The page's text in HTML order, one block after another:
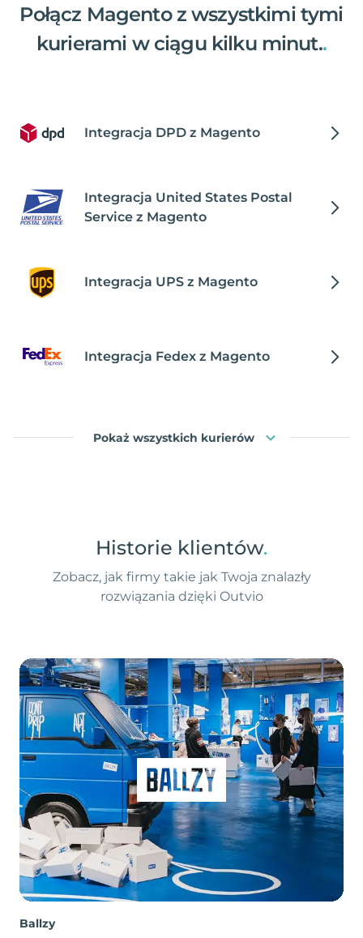
Połącz Magento z wszystkimi tymi
kurierami w ciągu kilku minut..
Integracja DPD z Magento
Integracja United States Postal
Service z Magento
Integracja UPS z Magento
Integracja Fedex z Magento
Pokaż wszystkich kurierów
Historie klientów.
Zobacz, jak firmy takie jak Twoja znalazły
rozwiązania dzięki Outvio
Ballzy